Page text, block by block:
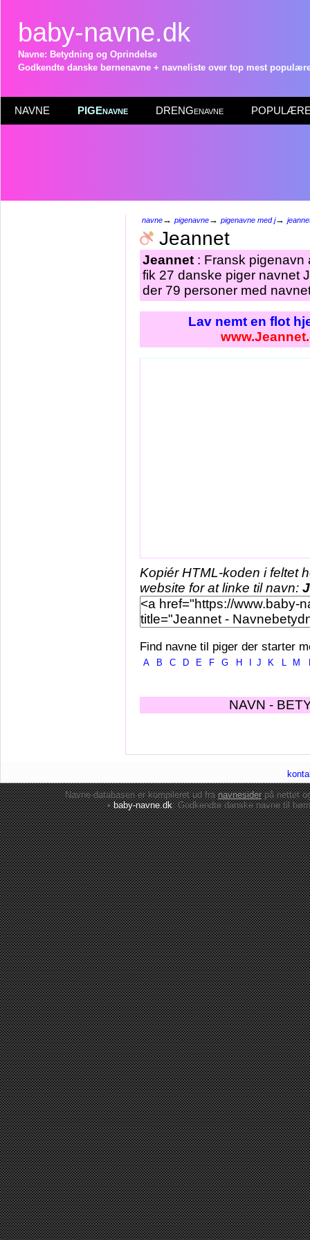
baby-navne.dk
Navne: Betydning og Oprindelse
Godkendte danske børnenavne + navneliste over top mest
NAVNE PIGEnavne DRENGenavne POPULÆRE
navne→ pigenavne→ pigenavne med j→
Jeannet
Jeannet : Fransk pigenavn
fik 27 danske piger navnet
der 79 personer med
Lav nemt en flot
Kopiér HTML-koden i feltet
website for at linke til navn:
Find navne til piger der starter
A B C D E F G H J K L M
NAVN -
Navne-databasen er kompileret ud franavnesiderpå nettet
•baby-navne.dk: Godkendte danskenavne til børn